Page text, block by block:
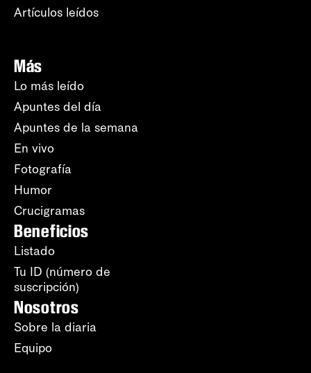
Artículos leídos
Más
Lo más leído
Apuntes del día
Apuntes de la semana
En vivo
Fotografía
Humor
Crucigramas
Beneficios
Listado
Tu ID (número de
suscripción)
Nosotros
Sobre la diaria
Equipo